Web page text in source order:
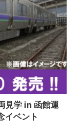
見学 in 函館運
イベント